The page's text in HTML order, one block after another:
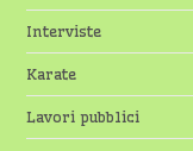
Interviste
Karate
Lavori pubblici